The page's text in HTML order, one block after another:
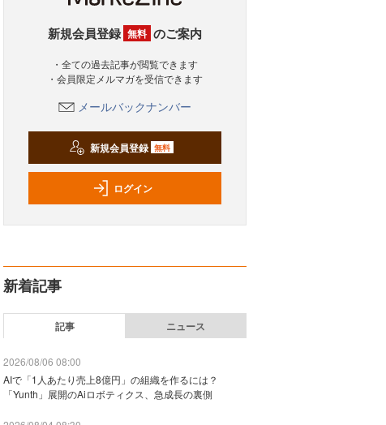
新規会員登録 無料 のご案内
・全ての過去記事が閲覧できます
・会員限定メルマガを受信できます
メールバックナンバー
新規会員登録 無料
ログイン
新着記事
記事 ニュース
2026/08/06 08:00
AIで「1人あたり売上8億円」の組織を作るには？
「Yunth」展開のAiロボティクス、急成長の裏側